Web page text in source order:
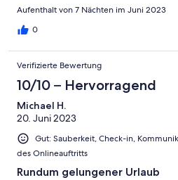
Aufenthalt von 7 Nächten im Juni 2023
0
Verifizierte Bewertung
10/10 – Hervorragend
Michael H.
20. Juni 2023
Gut: Sauberkeit, Check-in,
des Onlineauftritts
Rundum gelungener Urlaub